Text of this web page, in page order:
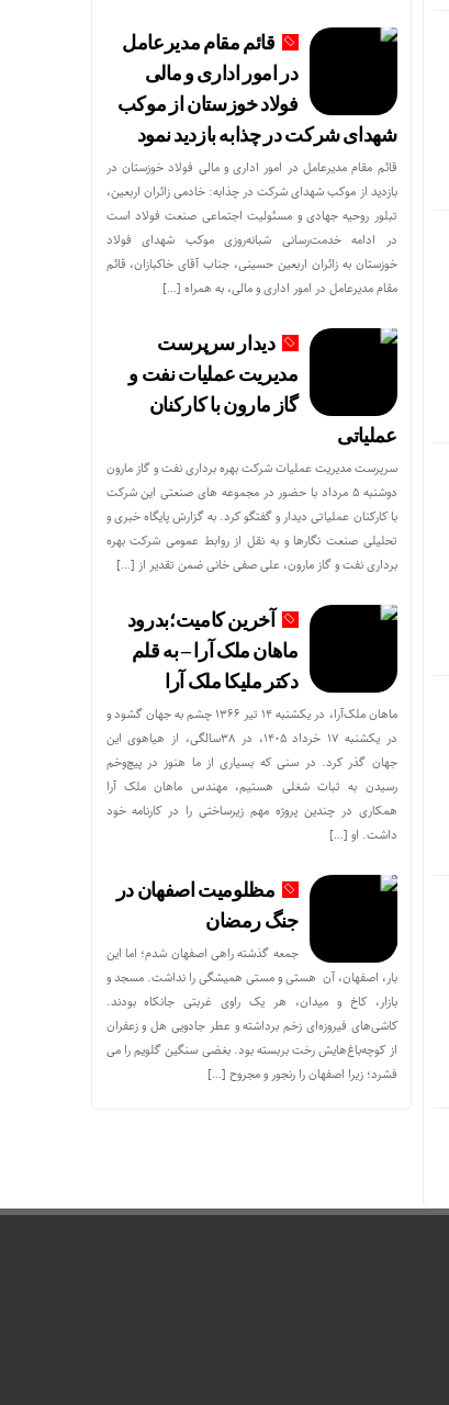
قائم مقام مدیرعامل
در امور اداری و مالی
فولاد خوزستان از موکب
شهدای شرکت در چذابه بازدید نمود
قائم مقام مدیرعامل در امور اداری و مالی فولاد خوزستان در
بازدید از موکب شهدای شرکت در چذابه: خادمی زائران اربعین،
تبلور روحیه جهادی و مسئولیت اجتماعی صنعت فولاد است
در ادامه خدمت‌رسانی شبانه‌روزی موکب شهدای فولاد
خوزستان به زائران اربعین حسینی، جناب آقای خاکبازان، قائم
مقام مدیرعامل در امور اداری و مالی، به همراه […]
دیدار سرپرست
مدیریت عملیات نفت و
گاز مارون با کارکنان
عملیاتی
سرپرست مدیریت عملیات شرکت بهره برداری نفت و گاز مارون
دوشنبه ۵ مرداد با حضور در مجموعه های صنعتی این شرکت
با کارکنان عملیاتی دیدار و گفتگو کرد. به گزارش پایگاه خبری و
تحلیلی صنعت نگارها و به نقل از روابط عمومی شرکت بهره
برداری نفت و گاز مارون، علی صفی خانی ضمن تقدیر از […]
آخرین کامیت؛بدرود
ماهان ملک آرا – به قلم
دکتر ملیکا ملک آرا
ماهان ملک‌آرا، در یکشنبه ۱۴ تیر ۱۳۶۶ چشم به جهان گشود و
در یکشنبه ۱۷ خرداد ۱۴۰۵، در ۳۸سالگی، از هیاهوی این
جهان گذر کرد. در سنی که بسیاری از ما هنوز در پیچ‌وخم
رسیدن به ثبات شغلی هستیم، مهندس ماهان ملک آرا
همکاری در چندین پروژه مهم زیرساختی را در کارنامه خود
داشت. او […]
مظلومیت اصفهان در
جنگ رمضان
جمعه گذشته راهی اصفهان شدم؛ اما این
بار، اصفهان، آن هستی و مستی همیشگی را نداشت. مسجد و
بازار، کاخ و میدان، هر یک راوی غربتی جانکاه بودند.
کاشی‌های فیروزه‌ای زخم برداشته و عطر جادویی هل و زعفران
از کوچه‌باغ‌هایش رخت بربسته بود. بغضی سنگین گلویم را می
فشرد؛ زیرا اصفهان را رنجور و مجروح […]